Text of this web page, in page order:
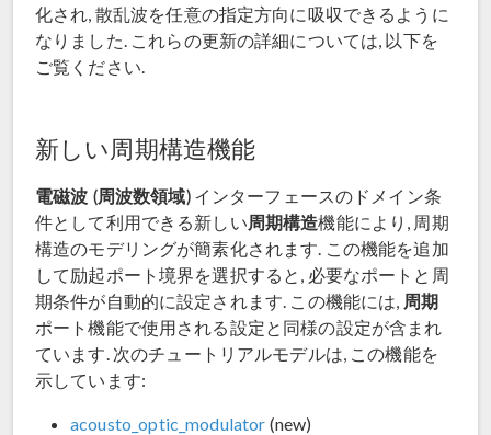
化され, 散乱波を任意の指定方向に吸収できるように
なりました. これらの更新の詳細については, 以下を
ご覧ください.
新しい周期構造機能
電磁波 (周波数領域)インターフェースのドメイン条
件として利用できる新しい周期構造機能により, 周期
構造のモデリングが簡素化されます. この機能を追加
して励起ポート境界を選択すると, 必要なポートと周
期条件が自動的に設定されます. この機能には, 周期
ポート機能で使用される設定と同様の設定が含まれ
ています. 次のチュートリアルモデルは, この機能を
示しています:
acousto_optic_modulator (new)